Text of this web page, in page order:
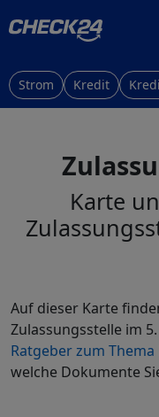
Strom Kredit
Karte
Auf dieser Karte
Zulassungsstelle im
Ratgeber zum
welche Dokumente